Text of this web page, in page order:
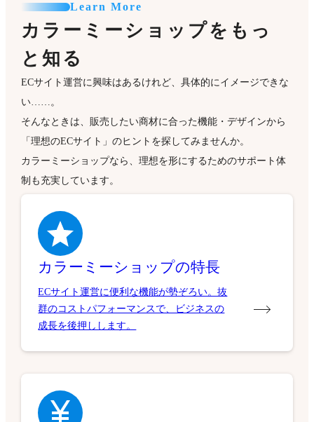
スマートフォン表示設定
2要素認証
テンプレート
特商法ページに表示する住所・電話番号の非公開設定
クレジットカード（ZEUS）
ショップポイント一括更新
副管理者設定
組み合わせ購入パターン（商品レコメンド）
カラーミー待合室
Learn More
カラーミーショップをもっ
と知る
ECサイト運営に興味はあるけれど、具体的にイメージできな
い……。
そんなときは、販売したい商材に合った機能・デザインから
「理想のECサイト」のヒントを探してみませんか。
カラーミーショップなら、理想を形にするためのサポート体
制も充実しています。
カラーミーショップの特長
ECサイト運営に便利な機能が勢ぞろい。抜
群のコストパフォーマンスで、ビジネスの
成長を後押しします。